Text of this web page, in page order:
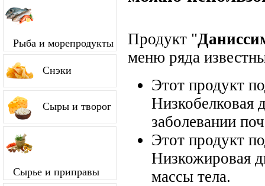
Рыба и морепродукты
Снэки
Сыры и творог
Сырье и приправы
Продукт "
меню ряда
Этот продукт
Низкобелковая
заболевании
Этот продукт
Низкожировая
массы тела.